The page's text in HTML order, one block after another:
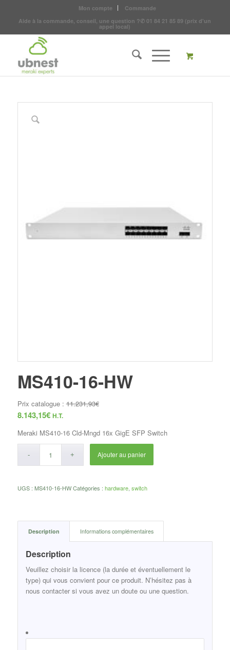
Mon compte
Commande
Aide à la commande, conseil, une question ?✆ 01 84 21 85 89 (prix d'un
appel local)
MS410-16-HW
Prix catalogue :11.231,93€
8.143,15€ H.T.
Meraki MS410-16 Cld-Mngd 16x GigE SFP Switch
Ajouter au panier
UGS : MS410-16-HW Catégories : hardware, switch
Description Informations complémentaires
Description
Veuillez choisir la licence (la durée et éventuellement le
type) qui vous convient pour ce produit. N’hésitez pas à
nous contacter si vous avez un doute ou une question.